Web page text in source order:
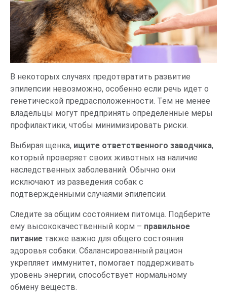
В некоторых случаях предотвратить развитие
эпилепсии невозможно, особенно если речь идет о
генетической предрасположенности. Тем не менее
владельцы могут предпринять определенные меры
профилактики, чтобы минимизировать риски.
Выбирая щенка, ищите ответственного заводчика,
который проверяет своих животных на наличие
наследственных заболеваний. Обычно они
исключают из разведения собак с
подтвержденными случаями эпилепсии.
Следите за общим состоянием питомца. Подберите
ему высококачественный корм – правильное
питание также важно для общего состояния
здоровья собаки. Сбалансированный рацион
укрепляет иммунитет, помогает поддерживать
уровень энергии, способствует нормальному
обмену веществ.